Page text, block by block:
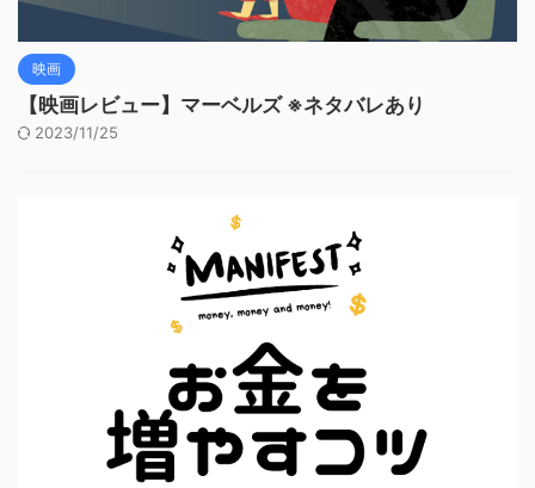
映画
【映画レビュー】マーベルズ ※ネタバレあり
2023/11/25